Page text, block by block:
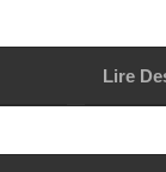
Lire